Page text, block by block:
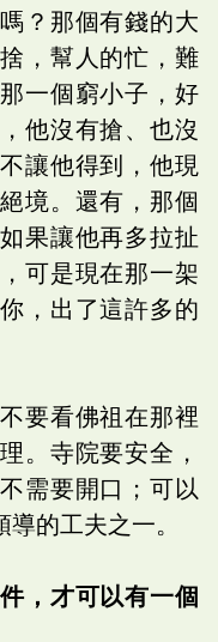
？那個有錢的大
，幫人的忙，難
一個窮小子，好
他沒有搶、也沒
讓他得到，他現
境。還有，那個
果讓他再多拉扯
可是現在那一架
，出了這許多的
要看佛祖在那裡
。寺院要安全，
需要開口；可以
的工夫之一。
，才可以有一個